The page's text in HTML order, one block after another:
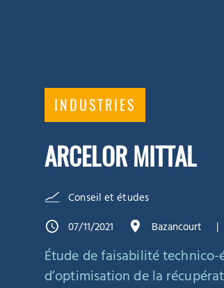
INDUSTRIES
ARCELOR MITTAL
Conseil et études
07/11/2021 Bazancourt
Étude de faisabilité
d’optimisation de la